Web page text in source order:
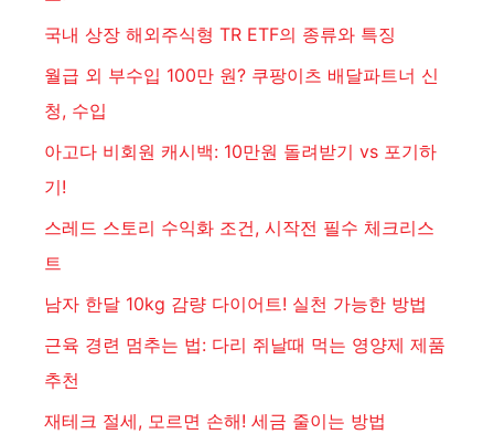
국내 상장 해외주식형 TR ETF의 종류와 특징
월급 외 부수입 100만 원? 쿠팡이츠 배달파트너 신
청, 수입
아고다 비회원 캐시백: 10만원 돌려받기 vs 포기하
기!
스레드 스토리 수익화 조건, 시작전 필수 체크리스
트
남자 한달 10kg 감량 다이어트! 실천 가능한 방법
근육 경련 멈추는 법: 다리 쥐날때 먹는 영양제 제품
추천
재테크 절세, 모르면 손해! 세금 줄이는 방법